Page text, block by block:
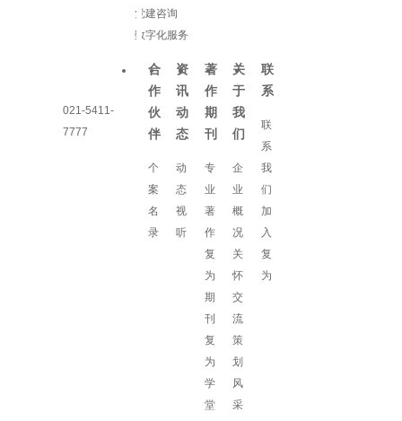
021-5411-
7777
党建咨询
数字化服务
合
作
伙
伴
个
案
名
录
资
讯
动
态
动
态
视
听
著
作
期
刊
专
业
著
作
复
为
期
刊
复
为
学
堂
关
于
我
们
企
业
概
况
关
怀
交
流
策
划
风
采
联
系
联
系
我
们
加
入
复
为